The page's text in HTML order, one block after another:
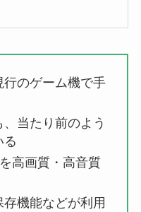
のゲーム機で手
当たり前のよう
る
高画質・高音質
機能などが利用